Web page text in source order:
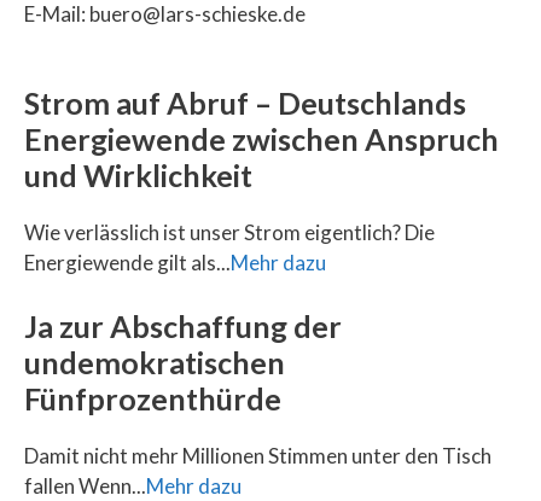
E-Mail: buero@lars-schieske.de
Strom auf Abruf – Deutschlands
Energiewende zwischen Anspruch
und Wirklichkeit
Wie verlässlich ist unser Strom eigentlich? Die
Energiewende gilt als...Mehr dazu
Ja zur Abschaffung der
undemokratischen
Fünfprozenthürde
Damit nicht mehr Millionen Stimmen unter den Tisch
fallen Wenn...Mehr dazu